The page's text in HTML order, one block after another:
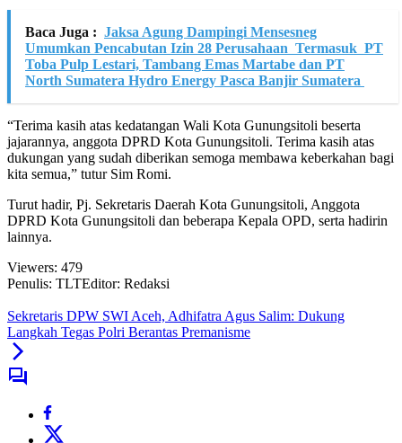
Baca Juga : Jaksa Agung Dampingi Mensesneg
Umumkan Pencabutan Izin 28 Perusahaan Termasuk PT
Toba Pulp Lestari, Tambang Emas Martabe dan PT
North Sumatera Hydro Energy Pasca Banjir Sumatera
“Terima kasih atas kedatangan Wali Kota Gunungsitoli beserta
jajarannya, anggota DPRD Kota Gunungsitoli. Terima kasih atas
dukungan yang sudah diberikan semoga membawa keberkahan bagi
kita semua,” tutur Sim Romi.
Turut hadir, Pj. Sekretaris Daerah Kota Gunungsitoli, Anggota
DPRD Kota Gunungsitoli dan beberapa Kepala OPD, serta hadirin
lainnya.
Viewers: 479
Penulis: TLTEditor: Redaksi
Sekretaris DPW SWI Aceh, Adhifatra Agus Salim: Dukung
Langkah Tegas Polri Berantas Premanisme